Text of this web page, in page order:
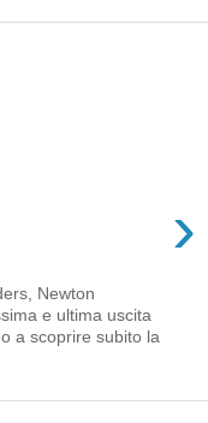
›
Newton
e ultima uscita
a scoprire subito la